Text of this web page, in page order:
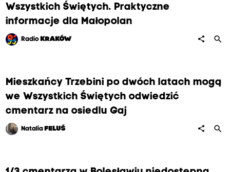
Wszystkich Świętych. Praktyczne
informacje dla Małopolan
Radio KRAKÓW share search
Mieszkańcy Trzebini po dwóch latach mogą
we Wszystkich Świętych odwiedzić
cmentarz na osiedlu Gaj
Natalia FELUŚ share search